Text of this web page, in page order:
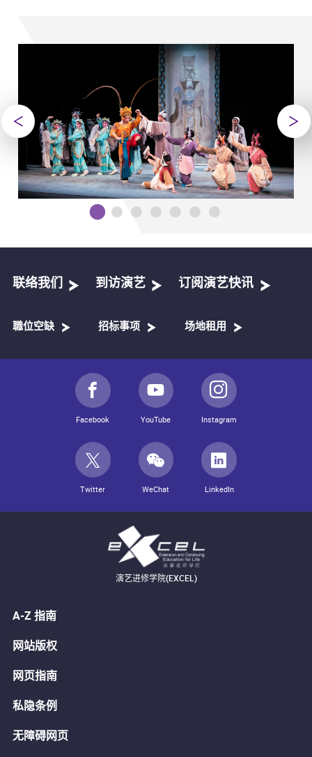
联络我们 到访演艺 订阅演艺快讯
職位空缺 招标事项 场地租用
Facebook YouTube Instagram
Twitter WeChat LinkedIn
演艺进修学院(EXCEL)
A-Z 指南
网站版权
网页指南
私隐条例
无障碍网页